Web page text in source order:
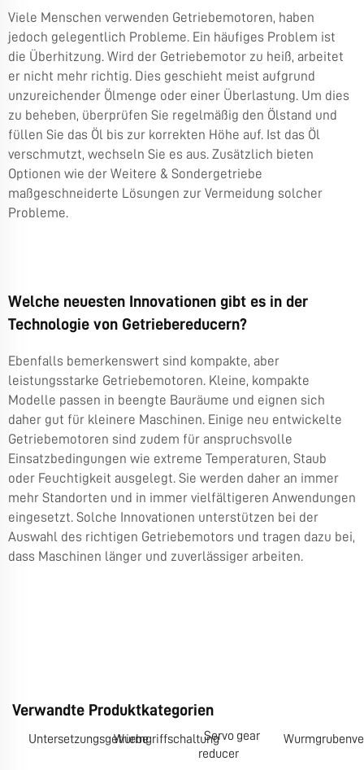
Viele Menschen verwenden Getriebemotoren, haben
jedoch gelegentlich Probleme. Ein häufiges Problem ist
die Überhitzung. Wird der Getriebemotor zu heiß, arbeitet
er nicht mehr richtig. Dies geschieht meist aufgrund
unzureichender Ölmenge oder einer Überlastung. Um dies
zu beheben, überprüfen Sie regelmäßig den Ölstand und
füllen Sie das Öl bis zur korrekten Höhe auf. Ist das Öl
verschmutzt, wechseln Sie es aus. Zusätzlich bieten
Optionen wie der Weitere & Sondergetriebe
maßgeschneiderte Lösungen zur Vermeidung solcher
Probleme.
Welche neuesten Innovationen gibt es in der
Technologie von Getriebereducern?
Ebenfalls bemerkenswert sind kompakte, aber
leistungsstarke Getriebemotoren. Kleine, kompakte
Modelle passen in beengte Bauräume und eignen sich
daher gut für kleinere Maschinen. Einige neu entwickelte
Getriebemotoren sind zudem für anspruchsvolle
Einsatzbedingungen wie extreme Temperaturen, Staub
oder Feuchtigkeit ausgelegt. Sie werden daher an immer
mehr Standorten und in immer vielfältigeren Anwendungen
eingesetzt. Solche Innovationen unterstützen bei der
Auswahl des richtigen Getriebemotors und tragen dazu bei,
dass Maschinen länger und zuverlässiger arbeiten.
Verwandte Produktkategorien
UntersetzungsgetriebeWurmgriffschaltungServo gear
reducer